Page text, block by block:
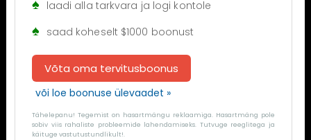
laadi alla tarkvara ja logi kontole
saad koheselt $1000 boonust
Võta oma tervitusboonus
või loe boonuse ülevaadet »
Tähelepanu! Tegemist on hasartmängu reklaamiga. Hasartmäng pole
sobiv viis rahaliste probleemide lahendamiseks. Tutvuge reeglitega ja
käituge vastutustundlikult!.